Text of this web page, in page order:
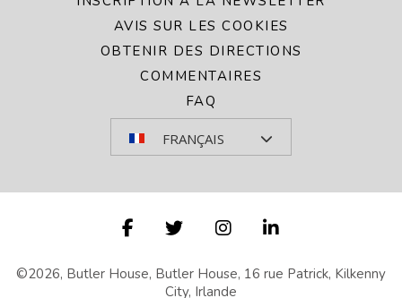
AVIS SUR LES COOKIES
OBTENIR DES DIRECTIONS
COMMENTAIRES
FAQ
FRANÇAIS
©2026, Butler House, Butler House, 16 rue Patrick, Kilkenny
City, Irlande